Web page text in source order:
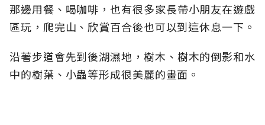
那邊用餐、喝咖啡，也有很多家長帶小朋友在遊戲
區玩，爬完山、欣賞百合後也可以到這休息一下。
沿著步道會先到後湖濕地，樹木、樹木的倒影和水
中的樹葉、小蟲等形成很美麗的畫面。